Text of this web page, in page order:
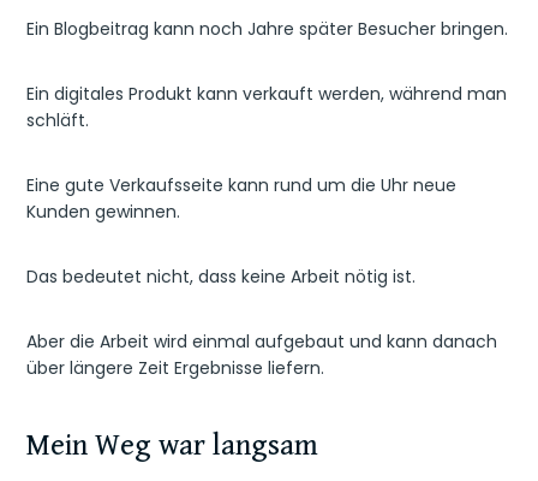
Ein Blogbeitrag kann noch Jahre später Besucher bringen.
Ein digitales Produkt kann verkauft werden, während man
schläft.
Eine gute Verkaufsseite kann rund um die Uhr neue
Kunden gewinnen.
Das bedeutet nicht, dass keine Arbeit nötig ist.
Aber die Arbeit wird einmal aufgebaut und kann danach
über längere Zeit Ergebnisse liefern.
Mein Weg war langsam